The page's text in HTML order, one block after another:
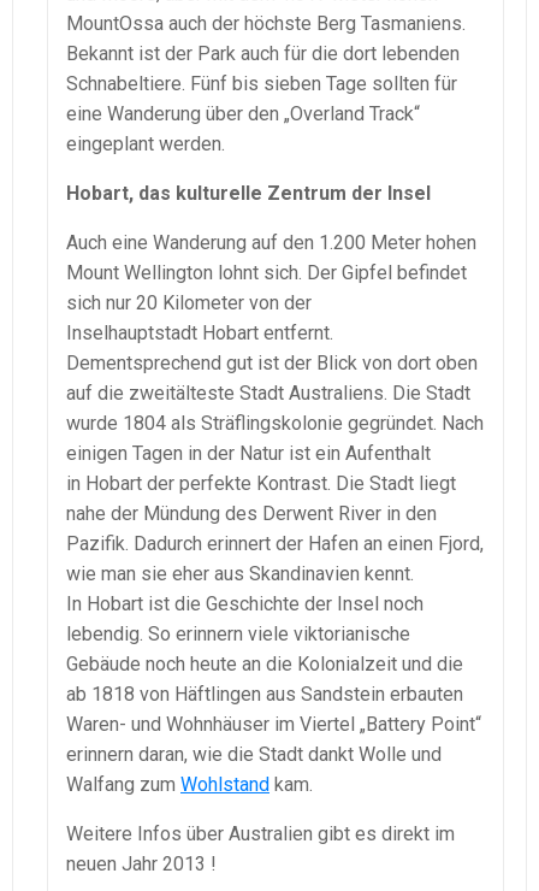
MountOssa auch der höchste Berg Tasmaniens.
Bekannt ist der Park auch für die dort lebenden
Schnabeltiere. Fünf bis sieben Tage sollten für
eine Wanderung über den „Overland Track“
eingeplant werden.
Hobart, das kulturelle Zentrum der Insel
Auch eine Wanderung auf den 1.200 Meter hohen
Mount Wellington lohnt sich. Der Gipfel befindet
sich nur 20 Kilometer von der
Inselhauptstadt Hobart entfernt.
Dementsprechend gut ist der Blick von dort oben
auf die zweitälteste Stadt Australiens. Die Stadt
wurde 1804 als Sträflingskolonie gegründet. Nach
einigen Tagen in der Natur ist ein Aufenthalt
in Hobart der perfekte Kontrast. Die Stadt liegt
nahe der Mündung des Derwent River in den
Pazifik. Dadurch erinnert der Hafen an einen Fjord,
wie man sie eher aus Skandinavien kennt.
In Hobart ist die Geschichte der Insel noch
lebendig. So erinnern viele viktorianische
Gebäude noch heute an die Kolonialzeit und die
ab 1818 von Häftlingen aus Sandstein erbauten
Waren- und Wohnhäuser im Viertel „Battery Point“
erinnern daran, wie die Stadt dankt Wolle und
Walfang zum Wohlstand kam.
Weitere Infos über Australien gibt es direkt im
neuen Jahr 2013 !